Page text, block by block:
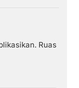
Ruas